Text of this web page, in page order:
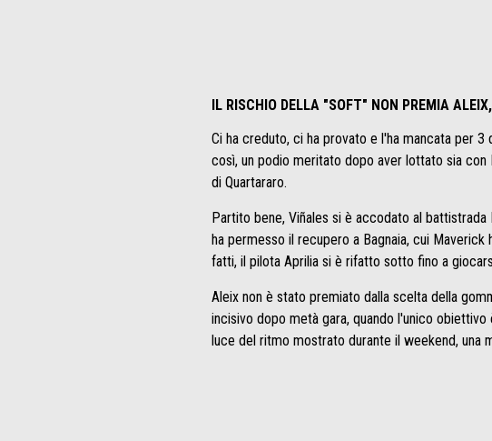
IL RISCHIO DELLA "SOFT" NON PREMIA
Ci ha creduto, ci ha provato e l'ha mancata per
così, un podio meritato dopo aver lottato sia
di Quartararo.
Partito bene, Viñales si è accodato al
ha permesso il recupero a Bagnaia, cui
fatti, il pilota Aprilia si è rifatto sotto fino a
Aleix non è stato premiato dalla scelta della
incisivo dopo metà gara, quando l'unico
luce del ritmo mostrato durante il weekend, una